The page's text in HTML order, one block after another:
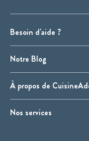
Besoin d'aide ?
Notre Blog
À propos de
Nos services